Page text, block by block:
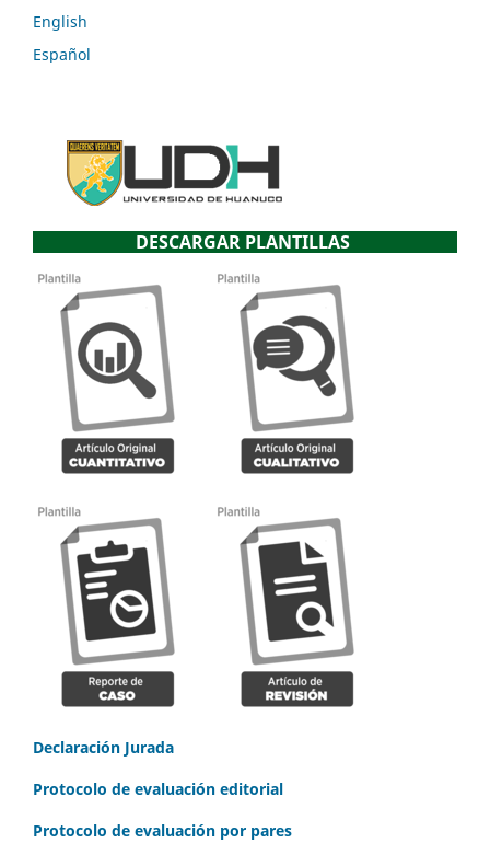
English
Español
DESCARGAR PLANTILLAS
Declaración Jurada
Protocolo de evaluación editorial
Protocolo de evaluación por pares